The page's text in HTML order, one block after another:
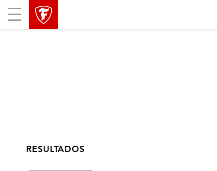
Mobile
Menu
RESULTADOS